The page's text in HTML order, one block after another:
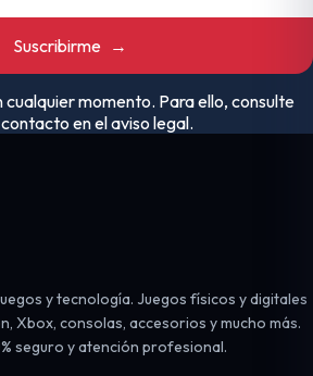
Suscribirme →
cualquier momento. Para ello, consulte
en el aviso legal.
y tecnología. Juegos físicos y digitales
Xbox, consolas, accesorios y mucho más.
seguro y atención profesional.